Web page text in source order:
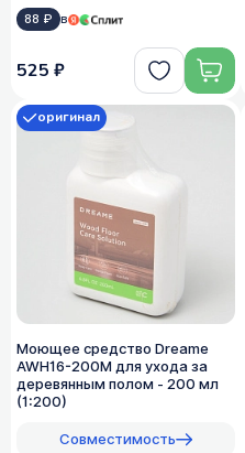
88 ₽ в
525 ₽
Моющее средство Dreame
AWH16-200M для ухода за
деревянным полом - 200 мл
(1:200)
Совместимость
оригинал